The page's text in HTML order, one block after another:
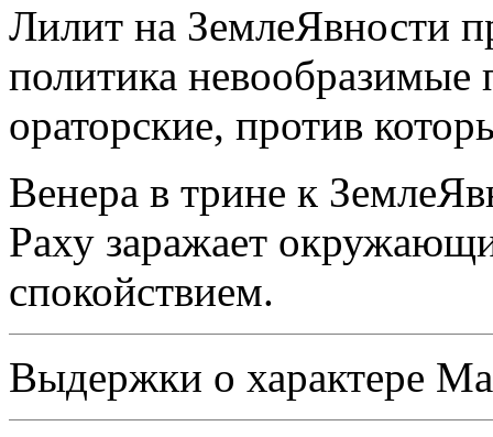
Лилит на ЗемлеЯвности
политика
ораторские, против
Венера в трине к
Раху заражает
спокойствием.
Выдержки о характере